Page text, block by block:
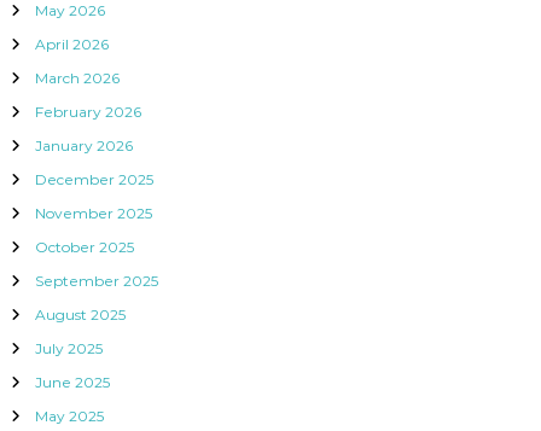
May 2026
April 2026
March 2026
February 2026
January 2026
December 2025
November 2025
October 2025
September 2025
August 2025
July 2025
June 2025
May 2025